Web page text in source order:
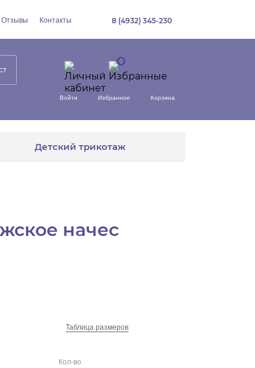
Отзывы Контакты 8 (4932) 345-230
Войти Избранное Корзина
Детский трикотаж
начес
Таблица размеров
Кол-во